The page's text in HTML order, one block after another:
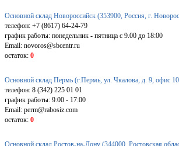
Основной склад Новороссийск (353900, Россия, г.
телефон: +7 (8617) 64-24-79
график работы: понедельник - пятница с 9.00 до 18:00
Email: novoros@sbcentr.ru
остаток: 0
Основной склад Пермь (г.Пермь, ул. Чкалова, д. 9, офис
телефон: 8 (342) 225 01 01
график работы: 9:00 - 17:00
Email: perm@rabosiz.com
остаток: 0